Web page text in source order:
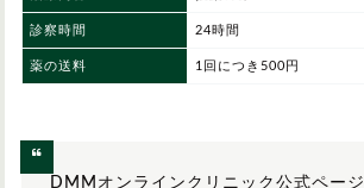
診察時間 24時間
薬の送料 1回につき500円
DMMオンラインクリニック公式ページ